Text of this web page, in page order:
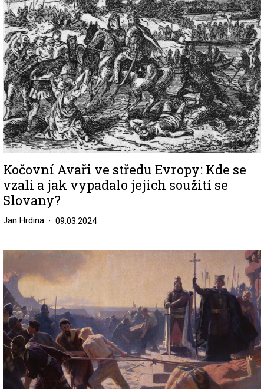
Kočovní Avaři ve středu Evropy: Kde se
vzali a jak vypadalo jejich soužití se
Slovany?
Jan Hrdina 09.03.2024